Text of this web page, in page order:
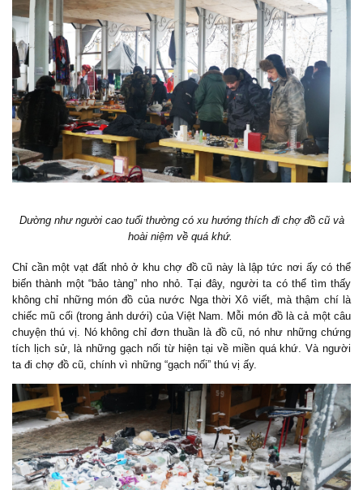
Dường như người cao tuổi thường có xu hướng thích đi chợ đồ cũ và
hoài niệm về quá khứ.
Chỉ cần một vạt đất nhỏ ở khu chợ đồ cũ này là lập tức nơi ấy có thể
biến thành một “bảo tàng” nho nhỏ. Tại đây, người ta có thể tìm thấy
không chỉ những món đồ của nước Nga thời Xô viết, mà thậm chí là
chiếc mũ cối (trong ảnh dưới) của Việt Nam. Mỗi món đồ là cả một câu
chuyện thú vị. Nó không chỉ đơn thuần là đồ cũ, nó như những chứng
tích lịch sử, là những gạch nối từ hiện tại về miền quá khứ. Và người
ta đi chợ đồ cũ, chính vì những “gạch nối” thú vị ấy.